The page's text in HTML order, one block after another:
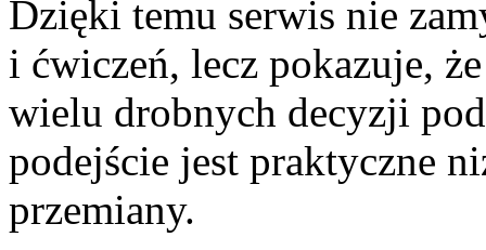
Dzięki temu serwis nie
i ćwiczeń, lecz pokazuje,
wielu drobnych decyzji
podejście jest praktyczne
przemiany.